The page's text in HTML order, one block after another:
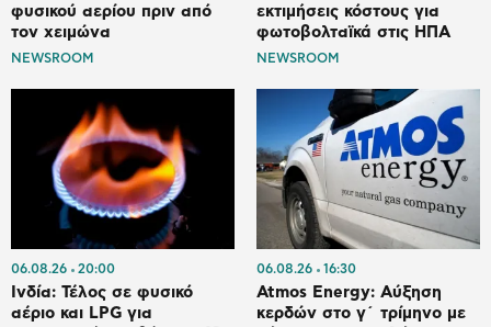
φυσικού αερίου πριν από
τον χειμώνα
NEWSROOM
εκτιμήσεις κόστους για
φωτοβολταϊκά στις ΗΠΑ
NEWSROOM
06.08.26 20:00
Ινδία: Τέλος σε φυσικό
αέριο και LPG για
06.08.26 16:30
Atmos Energy: Αύξηση
κερδών στο γ΄ τρίμηνο με